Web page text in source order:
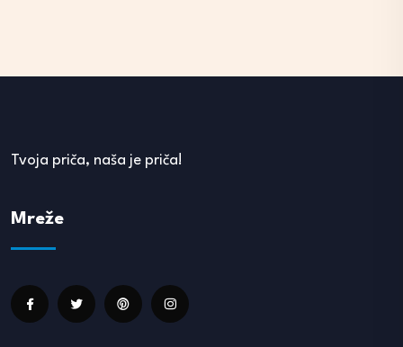
Tvoja priča, naša je priča!
Mreže